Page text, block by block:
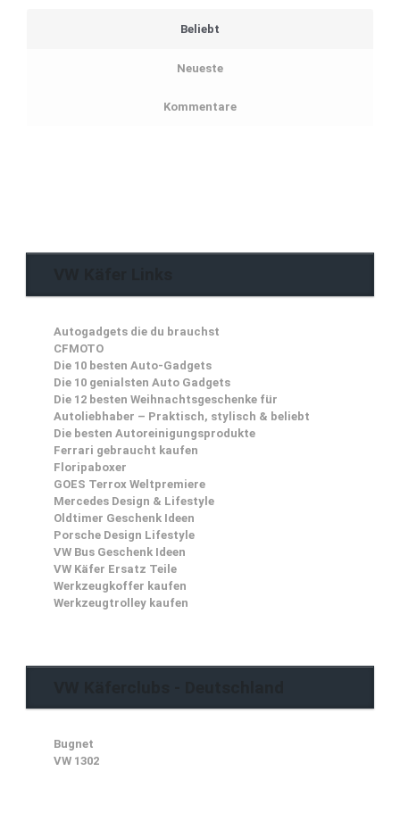
Beliebt
Neueste
Kommentare
Autogadgets die du brauchst
CFMOTO
Die 10 besten Auto-Gadgets
Die 10 genialsten Auto Gadgets
Die 12 besten Weihnachtsgeschenke für
Autoliebhaber – Praktisch, stylisch & beliebt
Die besten Autoreinigungsprodukte
Ferrari gebraucht kaufen
Floripaboxer
GOES Terrox Weltpremiere
Mercedes Design & Lifestyle
Oldtimer Geschenk Ideen
Porsche Design Lifestyle
VW Bus Geschenk Ideen
VW Käfer Ersatz Teile
Werkzeugkoffer kaufen
Werkzeugtrolley kaufen
Bugnet
VW 1302